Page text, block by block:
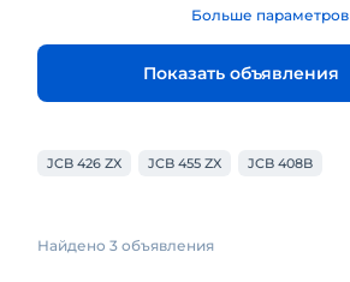
Больше параметров
Показать объявления
JCB 426 ZX JCB 455 ZX JCB 408B
Найдено 3 объявления